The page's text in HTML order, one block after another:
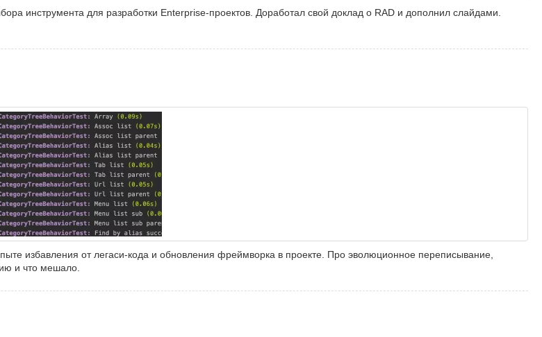
инструмента для разработки Enterprise-проектов. Доработал свой доклад о RAD и дополнил слайдами.
избавления от легаси-кода и обновления фреймворка в проекте. Про эволюционное переписывание,
и что мешало.